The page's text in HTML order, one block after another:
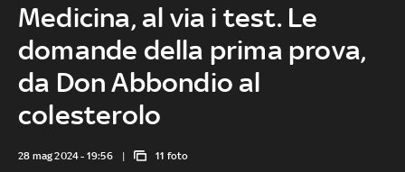
Medicina, al via i test. Le
domande della prima prova,
da Don Abbondio al
colesterolo
28 mag 2024 - 19:56 11 foto